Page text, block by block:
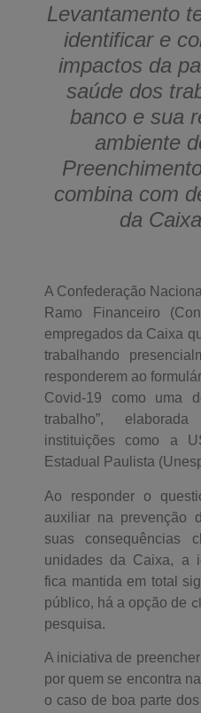
Levantamento
identificar e
impactos da
saúde dos
banco e sua
ambiente
combina com
da
A Confederação
Ramo Financeiro
empregados da Caixa
trabalhando
responderem ao
Covid-19 como uma
trabalho”,
instituições como a
Estadual Paulista
Ao responder o
auxiliar na prevenção
suas consequências
unidades da Caixa, a
fica mantida em total
público, há a opção de
pesquisa.
A iniciativa de
por quem se encontra
o caso de boa parte